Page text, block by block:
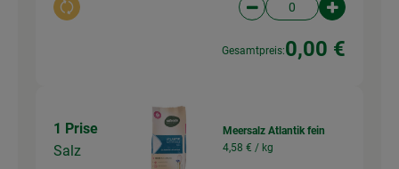
Auswahl ändern Artikelanzahl
Gesamtpreis:0,00 €
1 Prise
Salz
Meersalz Atlantik fein
4,58 € / kg